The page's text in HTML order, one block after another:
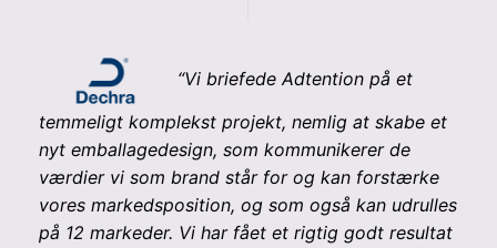
“Vi briefede Adtention på et
temmeligt komplekst projekt, nemlig at skabe et
nyt emballagedesign, som kommunikerer de
værdier vi som brand står for og kan forstærke
vores markedsposition, og som også kan udrulles
på 12 markeder. Vi har fået et rigtig godt resultat